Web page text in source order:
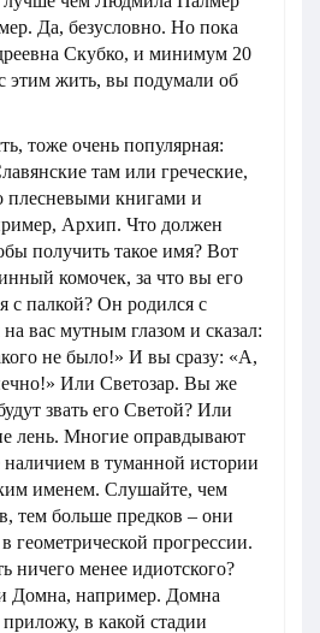
Да, безусловно. Но пока
Скубко, и минимум 20
этим жить, вы подумали об
тоже очень популярная:
там или греческие,
плесневыми книгами и
Архип. Что должен
получить такое имя? Вот
комочек, за что вы его
с палкой? Он родился с
вас мутным глазом и сказал:
не было!» И вы сразу: «А,
Или Светозар. Вы же
звать его Светой? Или
лень. Многие оправдывают
наличием в туманной истории
именем. Слушайте, чем
тем больше предков – они
геометрической прогрессии.
ничего менее идиотского?
Домна, например. Домна
в какой стадии